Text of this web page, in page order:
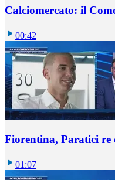
Calciomercato: il
00:42
Fiorentina, Paratici re
01:07